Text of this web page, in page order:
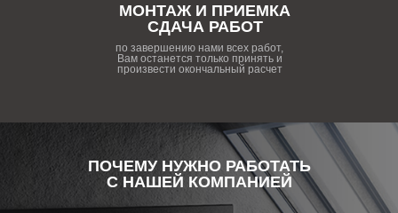
МОНТАЖ И ПРИЕМКА
СДАЧА РАБОТ
по завершению нами всех работ,
Вам останется только принять и
произвести окончальный расчет
ПОЧЕМУ НУЖНО РАБОТАТЬ
С НАШЕЙ КОМПАНИЕЙ